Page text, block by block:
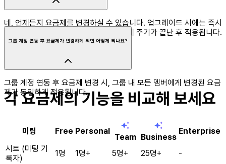
네, 언제든지 요금제를 변경하실 수 있습니다. 업그레이드 시에는 즉시
적용되며, 다운그레이드 시에는 현재 결제 주기가 끝난 후 적용됩니다.
그룹 계정 연동 후 요금제가 변경하게 되면 어떻게 되나요?
그룹 계정 연동 후 요금제 변경 시, 그룹 내 모든 멤버에게 변경된 요금
제가 동일하게 적용됩니다.
각 요금제의 기능을 비교해 보세요
미팅 Free Personal
Team Business
Enterprise
시트 (미팅 기
록자)
1명 1명+ 5명+ 25명+
-